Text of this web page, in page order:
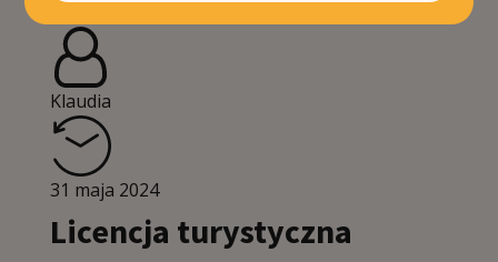
Klaudia
31 maja 2024
Licencja turystyczna